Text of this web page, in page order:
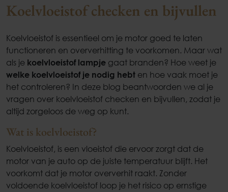
Koelvloeistof checken en bijvullen
Koelvloeistof is essentieel om je motor goed te laten
functioneren en oververhitting te voorkomen. Maar wat
als je koelvloeistof lampje gaat branden? Hoe weet je
welke koelvloeistof je nodig hebt en hoe vaak moet je
het controleren? In deze blog beantwoorden we al je
vragen over koelvloeistof checken en bijvullen, zodat je
altijd zorgeloos de weg op kunt.
Wat is koelvloeistof?
Koelvloeistof, is een vloeistof die ervoor zorgt dat de
motor van je auto op de juiste temperatuur blijft. Het
voorkomt dat je motor oververhit raakt. Zonder
voldoende koelvloeistof loop je het risico op ernstige